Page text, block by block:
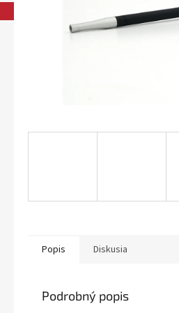
Popis Diskusia
Podrobný popis